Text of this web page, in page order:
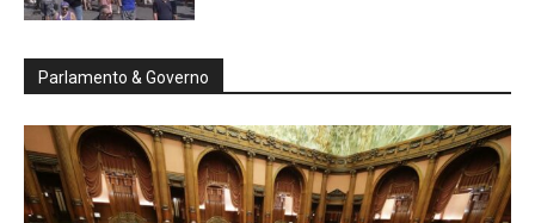
Parlamento & Governo